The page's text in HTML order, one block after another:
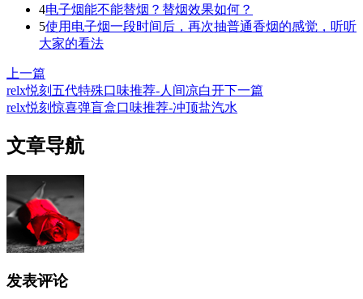
4电子烟能不能替烟？替烟效果如何？
5使用电子烟一段时间后，再次抽普通香烟的感觉，听听
大家的看法
上一篇
relx悦刻五代特殊口味推荐-人间凉白开下一篇
relx悦刻惊喜弹盲盒口味推荐-冲顶盐汽水
文章导航
发表评论